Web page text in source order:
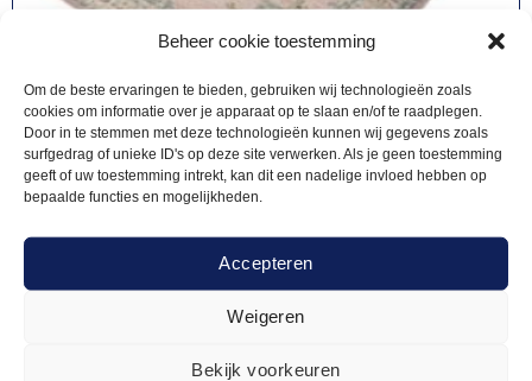
Beheer cookie toestemming
Om de beste ervaringen te bieden, gebruiken wij technologieën zoals
cookies om informatie over je apparaat op te slaan en/of te raadplegen.
Door in te stemmen met deze technologieën kunnen wij gegevens zoals
surfgedrag of unieke ID's op deze site verwerken. Als je geen toestemming
geeft of uw toestemming intrekt, kan dit een nadelige invloed hebben op
bepaalde functies en mogelijkheden.
Accepteren
Weigeren
Bekijk voorkeuren